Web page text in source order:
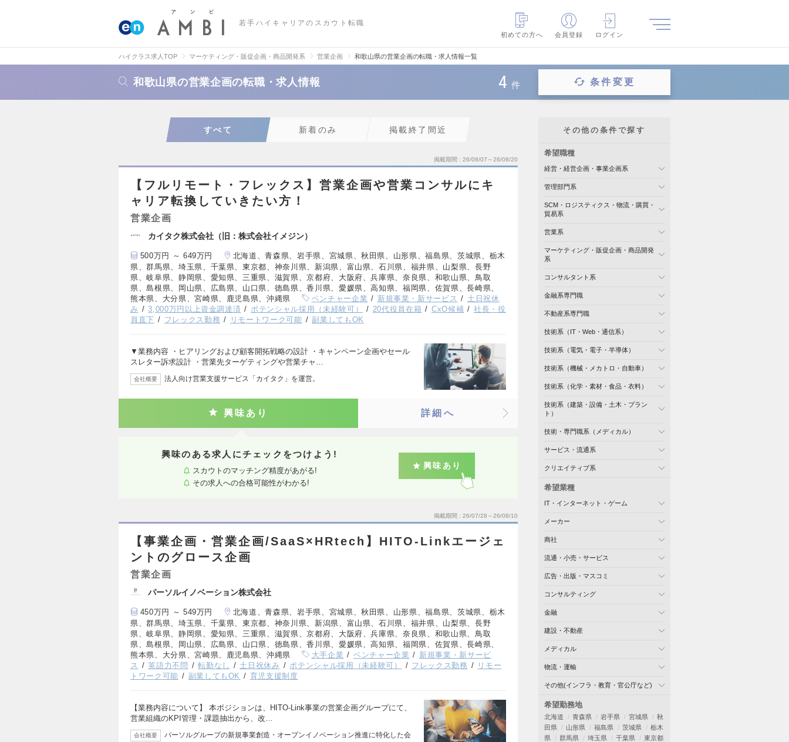
若手ハイキャリアのスカウト転職
初めての方へ
会員登録 ログイン
ハイクラス求人TOP マーケティング・販促企画・商品開発系 営業企画 和歌山県の営業企画の転職・求人情報一覧
和歌山県の営業企画の転職・求人情報 4 件 条件変更
すべて 新着のみ 掲載終了間近
掲載期間 26/08/07～26/08/20
【フルリモート・フレックス】営業企画や営業コンサルにキ
ャリア転換していきたい方！
営業企画
カイタク株式会社（旧：株式会社イメジン）
500万円 ～ 649万円
北海道、青森県、岩手県、宮城県、秋田県、山形県、福島県、茨城県、栃木
県、群馬県、埼玉県、千葉県、東京都、神奈川県、新潟県、富山県、石川県、福井県、山梨県、長野
県、岐阜県、静岡県、愛知県、三重県、滋賀県、京都府、大阪府、兵庫県、奈良県、和歌山県、鳥取
県、島根県、岡山県、広島県、山口県、徳島県、香川県、愛媛県、高知県、福岡県、佐賀県、長崎県、
熊本県、大分県、宮崎県、鹿児島県、沖縄県
ベンチャー企業 新規事業・新サービス
土日祝休
み
3,000万円以上資金調達済 ポテンシャル採用（未経験可） 20代役員在籍 CxO候補
社長・役
員直下
フレックス勤務 リモートワーク可能 副業してもOK
▼業務内容 ・ヒアリングおよび顧客開拓戦略の設計 ・キャンペーン企画やセール
スレター訴求設計 ・営業先ターゲティングや営業チャ…
会社概要 法人向け営業支援サービス「カイタク」を運営。
興味あり 詳細へ
興味のある求人にチェックをつけよう!
スカウトのマッチング精度があがる!
その求人への合格可能性がわかる!
興味あり
掲載期間 26/07/28～26/08/10
【事業企画・営業企画/SaaS×HRtech】HITO-Linkエージェ
ントのグロース企画
営業企画
パーソルイノベーション株式会社
450万円 ～ 549万円
北海道、青森県、岩手県、宮城県、秋田県、山形県、福島県、茨城県、栃木
県、群馬県、埼玉県、千葉県、東京都、神奈川県、新潟県、富山県、石川県、福井県、山梨県、長野
県、岐阜県、静岡県、愛知県、三重県、滋賀県、京都府、大阪府、兵庫県、奈良県、和歌山県、鳥取
県、島根県、岡山県、広島県、山口県、徳島県、香川県、愛媛県、高知県、福岡県、佐賀県、長崎県、
熊本県、大分県、宮崎県、鹿児島県、沖縄県
大手企業 ベンチャー企業
新規事業・新サービ
ス
英語力不問 転勤なし 土日祝休み ポテンシャル採用（未経験可） フレックス勤務
リモー
トワーク可能
副業してもOK 育児支援制度
【業務内容について】 本ポジションは、HITO-Link事業の営業企画グループにて、
営業組織のKPI管理・課題抽出から、改…
会社概要
パーソルグループの新規事業創造・オープンイノベーション推進に特化した会
その他の条件で探す
希望職種
経営・経営企画・事業企画系
管理部門系
SCM・ロジスティクス・物流・購買・
貿易系
営業系
マーケティング・販促企画・商品開発
系
コンサルタント系
金融系専門職
不動産系専門職
技術系（IT・Web・通信系）
技術系（電気・電子・半導体）
技術系（機械・メカトロ・自動車）
技術系（化学・素材・食品・衣料）
技術系（建築・設備・土木・プラン
ト）
技術・専門職系（メディカル）
サービス・流通系
クリエイティブ系
希望業種
IT・インターネット・ゲーム
メーカー
商社
流通・小売・サービス
広告・出版・マスコミ
コンサルティング
金融
建設・不動産
メディカル
物流・運輸
その他(インフラ・教育・官公庁など)
希望勤務地
北海道 青森県 岩手県 宮城県
秋
田県
山形県 福島県 茨城県
栃木
県
群馬県 埼玉県 千葉県
東京都